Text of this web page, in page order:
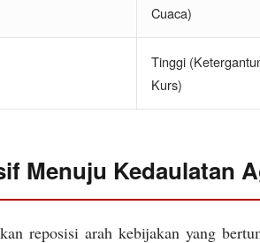
Cuaca)
Tinggi
Kurs)
Menuju Kedaulatan
reposisi arah kebijakan yang